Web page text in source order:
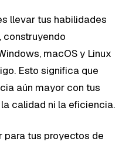
llevar tus habilidades
construyendo
macOS y Linux
Esto significa que
aún mayor con tus
calidad ni la eficiencia.
para tus proyectos de